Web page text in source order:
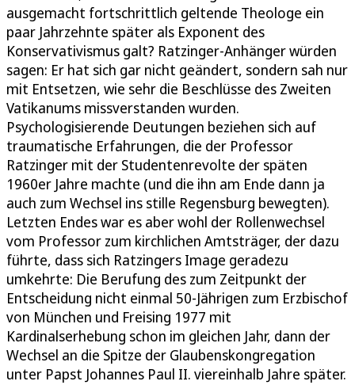
ausgemacht fortschrittlich geltende Theologe ein
paar Jahrzehnte später als Exponent des
Konservativismus galt? Ratzinger-Anhänger würden
sagen: Er hat sich gar nicht geändert, sondern sah nur
mit Entsetzen, wie sehr die Beschlüsse des Zweiten
Vatikanums missverstanden wurden.
Psychologisierende Deutungen beziehen sich auf
traumatische Erfahrungen, die der Professor
Ratzinger mit der Studentenrevolte der späten
1960er Jahre machte (und die ihn am Ende dann ja
auch zum Wechsel ins stille Regensburg bewegten).
Letzten Endes war es aber wohl der Rollenwechsel
vom Professor zum kirchlichen Amtsträger, der dazu
führte, dass sich Ratzingers Image geradezu
umkehrte: Die Berufung des zum Zeitpunkt der
Entscheidung nicht einmal 50-Jährigen zum Erzbischof
von München und Freising 1977 mit
Kardinalserhebung schon im gleichen Jahr, dann der
Wechsel an die Spitze der Glaubenskongregation
unter Papst Johannes Paul II. viereinhalb Jahre später.